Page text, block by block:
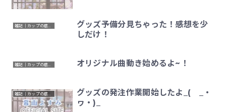
グッズ予備分見ちゃった！感想を少
しだけ！
雑記｜カップの底のひとりごと オリジナル曲動き始めるよ~！
グッズの発注作業開始したよ_( _・
ヮ・)_